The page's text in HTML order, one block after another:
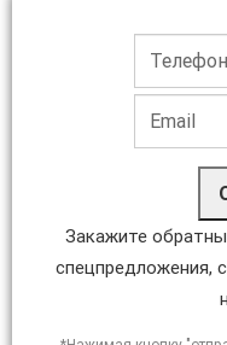
Закажите
спецпредложения,